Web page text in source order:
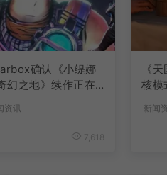
确认《小缇娜
幻之地》续作正在
资讯
7,618
《
核模
新闻